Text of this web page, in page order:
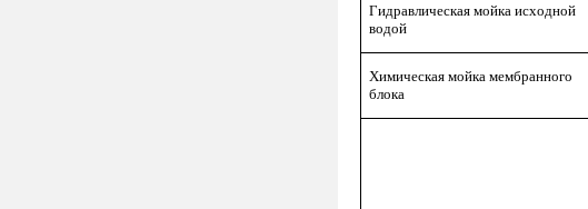
Гидравлическая мойка исходной
водой
Химическая мойка мембранного
блока